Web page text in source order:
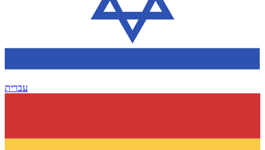
עברית